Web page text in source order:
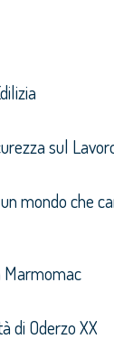
sul
mondo che
Marmomac
di Oderzo XX